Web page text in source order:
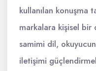
kullanılan konuşma
markalara kişisel bir
samimi dil,
iletişimi